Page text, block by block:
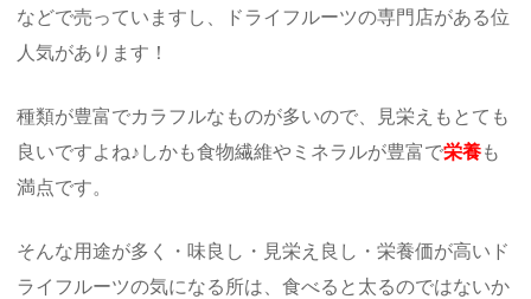
などで売っていますし、ドライフルーツの専門店がある位
人気があります！
種類が豊富でカラフルなものが多いので、見栄えもとても
良いですよね♪しかも食物繊維やミネラルが豊富で栄養も
満点です。
そんな用途が多く・味良し・見栄え良し・栄養価が高いド
ライフルーツの気になる所は、食べると太るのではないか